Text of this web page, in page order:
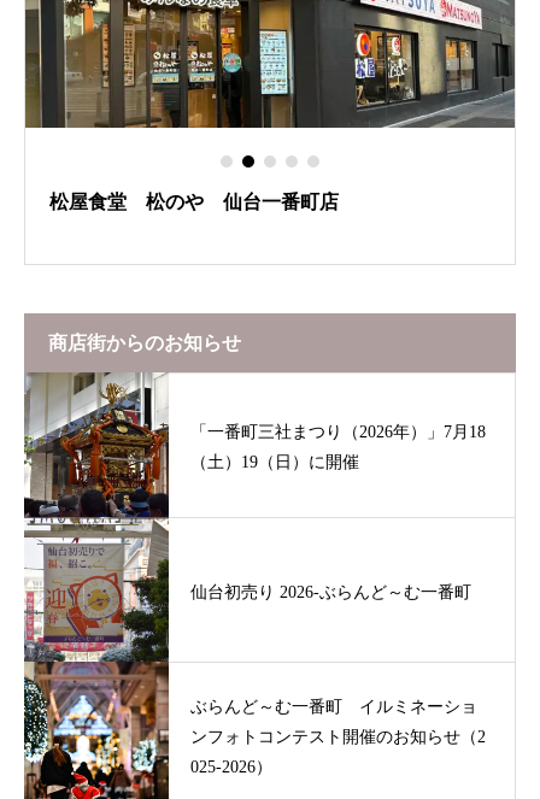
松屋食堂 松のや 仙台一番町店
商店街からのお知らせ
「一番町三社まつり（2026年）」7月18
（土）19（日）に開催
仙台初売り 2026-ぶらんど～む一番町
ぶらんど～む一番町 イルミネーショ
ンフォトコンテスト開催のお知らせ（2
025-2026）